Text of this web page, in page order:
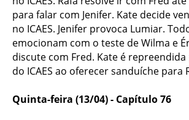
para falar com Jenifer. Kate decide
no ICAES. Jenifer provoca Lumiar.
emocionam com o teste de Wilma e
discute com Fred. Kate é
do ICAES ao oferecer sanduíche para
Quinta-feira (13/04) - Capítulo 76